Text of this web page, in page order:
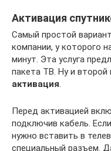
Активация
Самый простой
компании, у которого
минут. Эта услуга
пакета ТВ. Ну и второй
активация.
Перед активацией
подключив кабель.
нужно вставить в
специальный разъем.